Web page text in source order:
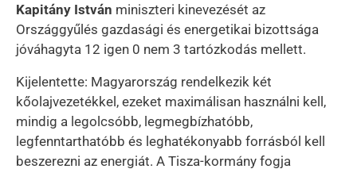
Kapitány István miniszteri kinevezését az
Országgyűlés gazdasági és energetikai bizottsága
jóváhagyta 12 igen 0 nem 3 tartózkodás mellett.
Kijelentette: Magyarország rendelkezik két
kőolajvezetékkel, ezeket maximálisan használni kell,
mindig a legolcsóbb, legmegbízhatóbb,
legfenntarthatóbb és leghatékonyabb forrásból kell
beszerezni az energiát. A Tisza-kormány fogja